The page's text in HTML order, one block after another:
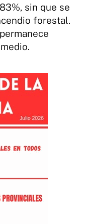
sin que se
forestal.
permanece